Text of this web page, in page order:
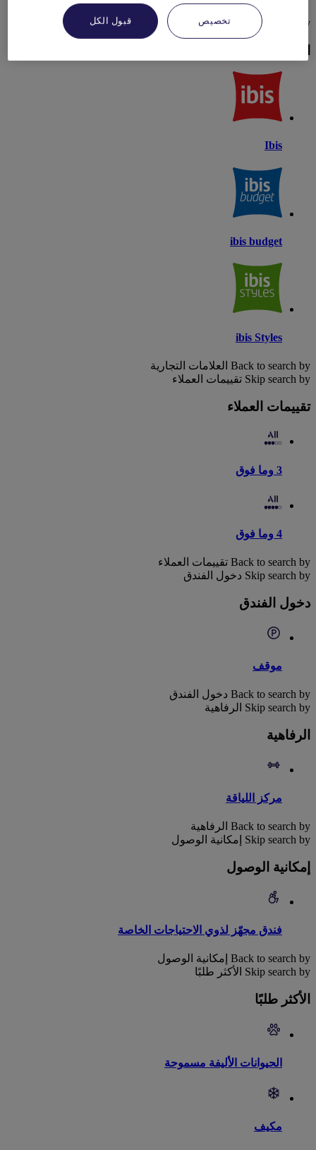
Skip search by العلامات التجارية
Ibis
ibis budget
ibis Styles
Back to search by العلامات التجارية
Skip search by تقييمات العملاء
تقييمات العملاء
3 وما فوق
4 وما فوق
Back to search by تقييمات العملاء
Skip search by دخول الفندق
دخول الفندق
موقف
Back to search by دخول الفندق
Skip search by الرفاهية
الرفاهية
مركز اللياقة
Back to search by الرفاهية
Skip search by إمكانية الوصول
إمكانية الوصول
فندق مجهّز لذوي الاحتياجات الخاصة
Back to search by إمكانية الوصول
Skip search by الأكثر طلبًا
الأكثر طلبًا
الحيوانات الأليفة مسموحة
مكيف
تخصيص قبول الكل